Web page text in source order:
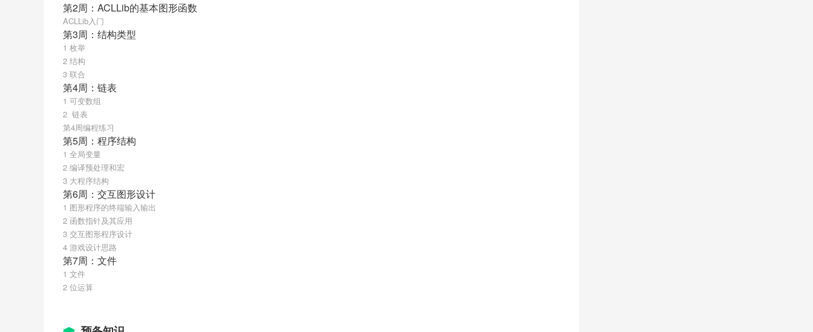
第2周：ACLLib的基本图形函数
ACLLib入门
第3周：结构类型
1 枚举
2 结构
3 联合
第4周：链表
1 可变数组
2  链表
第4周编程练习
第5周：程序结构
1 全局变量
2 编译预处理和宏
3 大程序结构
第6周：交互图形设计
1 图形程序的终端输入输出
2 函数指针及其应用
3 交互图形程序设计
4 游戏设计思路
第7周：文件
1 文件
2 位运算